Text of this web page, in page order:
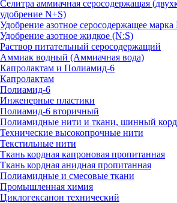
Селитра аммиачная серосодержащая
удобрение N+S)
Удобрение азотное серосодержащее
Удобрение азотное жидкое (N:S)
Раствор питательный серосодержащий
Аммиак водный (Аммиачная вода)
Капролактам и Полиамид-6
Капролактам
Полиамид-6
Инженерные пластики
Полиамид-6 вторичный
Полиамидные нити и ткани, шинный корд
Технические высокопрочные нити
Текстильные нити
Ткань кордная капроновая пропитанная
Ткань кордная анидная пропитанная
Полиамидные и смесовые ткани
Промышленная химия
Циклогексанон технический